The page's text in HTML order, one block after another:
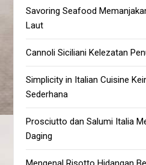
Savoring Seafood
Laut
Cannoli Siciliani Kelezatan
Simplicity in Italian Cuisine
Sederhana
Prosciutto dan Salumi Italia
Daging